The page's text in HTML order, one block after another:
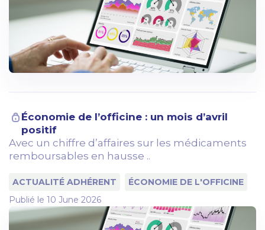
Économie de l’officine : un mois d’avril
positif
Avec un chiffre d’affaires sur les médicaments
remboursables en hausse ..
ACTUALITÉ ADHÉRENT
ÉCONOMIE DE L'OFFICINE
Publié le 10 June 2026